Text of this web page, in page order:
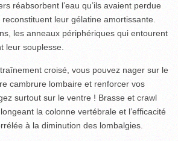
réabsorbent l’eau qu’ils avaient perdue
leur gélatine amortissante.
les anneaux périphériques qui entourent
leur souplesse.
croisé, vous pouvez nager sur le
cambrure lombaire et renforcer vos
surtout sur le ventre ! Brasse et crawl
la colonne vertébrale et l’efficacité
à la diminution des lombalgies.